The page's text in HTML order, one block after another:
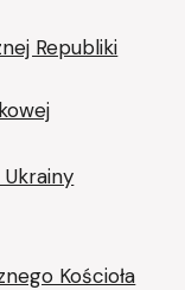
Republiki
Ukrainy
Kościoła